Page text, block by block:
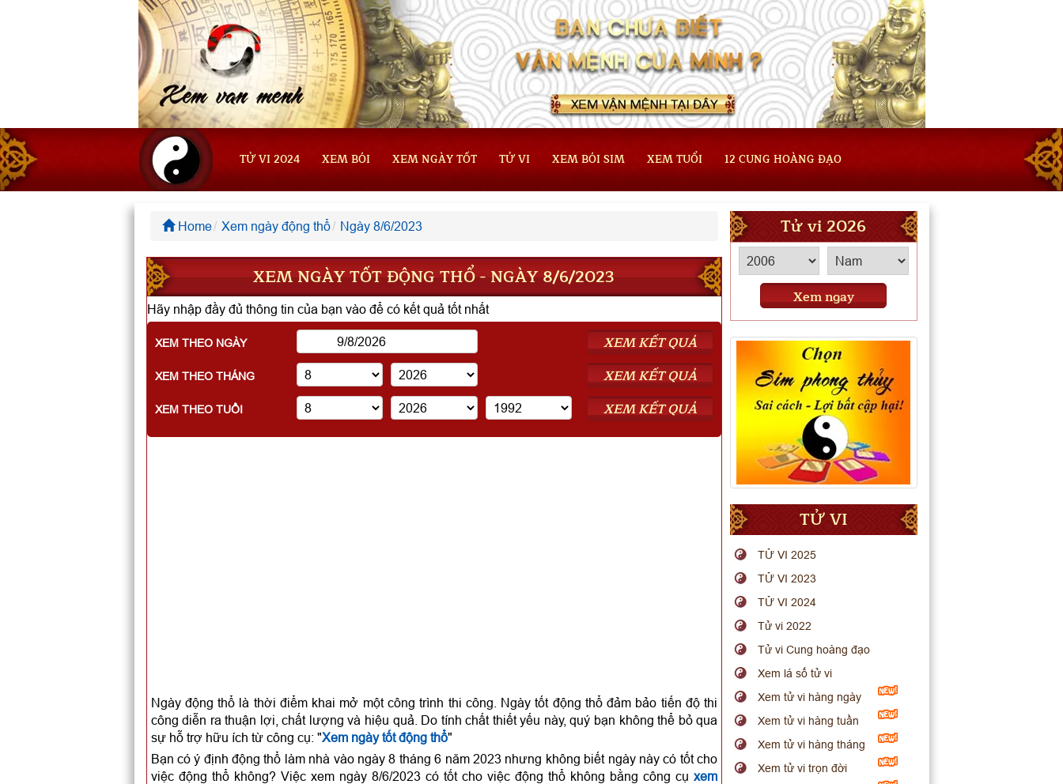
TỬ VI 2024 XEM BÓI XEM NGÀY TỐT TỬ VI XEM BÓI SIM XEM TUỔI 12 CUNG HOÀNG ĐẠO
Home Xem ngày động thổ Ngày 8/6/2023
XEM NGÀY TỐT ĐỘNG THỔ - NGÀY 8/6/2023
Hãy nhập đầy đủ thông tin của bạn vào để có kết quả tốt nhất
XEM THEO NGÀY XEM KẾT QUẢ
XEM THEO THÁNG XEM KẾT QUẢ
XEM THEO TUỔI XEM KẾT QUẢ
Ngày động thổ là thời điểm khai mở một công trình thi công. Ngày tốt động thổ đảm bảo tiến độ thi
công diễn ra thuận lợi, chất lượng và hiệu quả. Do tính chất thiết yếu này, quý bạn không thể bỏ qua
sự hỗ trợ hữu ích từ công cụ: "Xem ngày tốt động thổ"
Bạn có ý định động thổ làm nhà vào ngày 8 tháng 6 năm 2023 nhưng không biết ngày này có tốt cho
việc động thổ không? Việc xem ngày 8/6/2023 có tốt cho việc động thổ không bằng công cụxem
Tử vi 2026
Xem ngay
TỬ VI
TỬ VI 2025
TỬ VI 2023
TỬ VI 2024
Tử vi 2022
Tử vi Cung hoàng đạo
Xem lá số tử vi
Xem tử vi hàng ngày
Xem tử vi hàng tuần
Xem tử vi hàng tháng
Xem tử vi trọn đời